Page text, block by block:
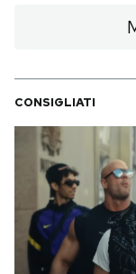
CONSIGLIATI